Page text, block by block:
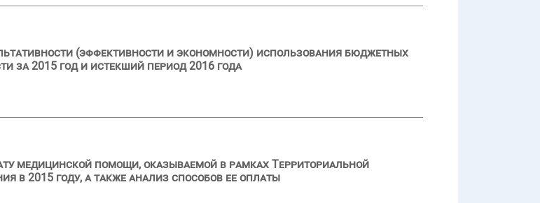
(эффективности и экономности) использования бюджетных
за 2015 год и истекший период 2016 года
медицинской помощи, оказываемой в рамках Территориальной
в 2015 году, а также анализ способов ее оплаты